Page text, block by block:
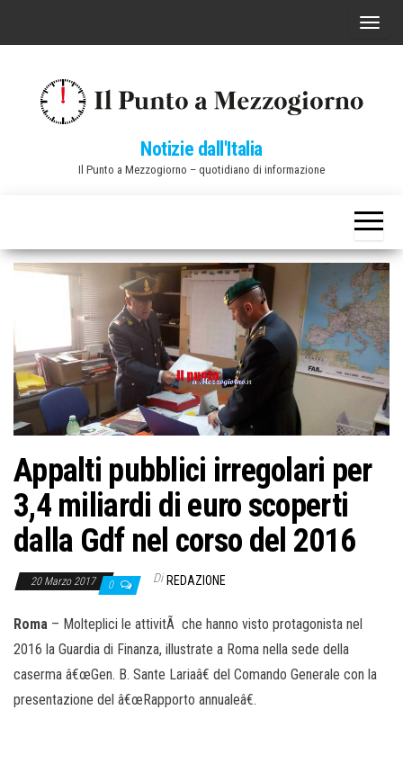
C
a
v
i
g
a
i
n
Notizie dall'Italia
Il Punto a Mezzogiorno – quotidiano di informazione
Appalti pubblici irregolari per
3,4 miliardi di euro scoperti
dalla Gdf nel corso del 2016
20 Marzo 2017 0 Di REDAZIONE
Roma – Molteplici le attivitÃ che hanno visto protagonista nel
2016 la Guardia di Finanza, illustrate a Roma nella sede della
caserma â€œGen. B. Sante Lariaâ€ del Comando Generale con la
presentazione del â€œRapporto annualeâ€.